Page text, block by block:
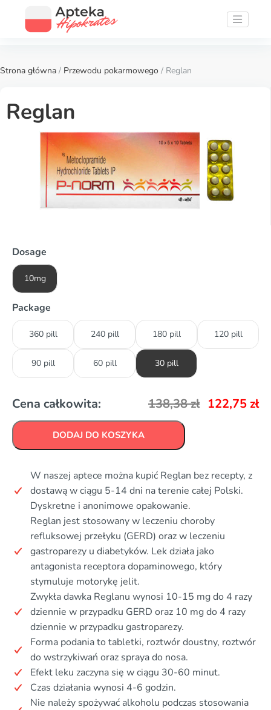
Strona główna / Przewodu pokarmowego / Reglan
Reglan
Dosage
10mg
Package
360 pill 240 pill 180 pill 120 pill
90 pill 60 pill 30 pill
Cena całkowita: 138,38zł 122,75 zł
DODAJ DO KOSZYKA
W naszej aptece można kupić Reglan bez recepty, z
dostawą w ciągu 5-14 dni na terenie całej Polski.
Dyskretne i anonimowe opakowanie.
Reglan jest stosowany w leczeniu choroby
refluksowej przełyku (GERD) oraz w leczeniu
gastroparezy u diabetyków. Lek działa jako
antagonista receptora dopaminowego, który
stymuluje motorykę jelit.
Zwykła dawka Reglanu wynosi 10-15 mg do 4 razy
dziennie w przypadku GERD oraz 10 mg do 4 razy
dziennie w przypadku gastroparezy.
Forma podania to tabletki, roztwór doustny, roztwór
do wstrzykiwań oraz spraya do nosa.
Efekt leku zaczyna się w ciągu 30-60 minut.
Czas działania wynosi 4-6 godzin.
Nie należy spożywać alkoholu podczas stosowania